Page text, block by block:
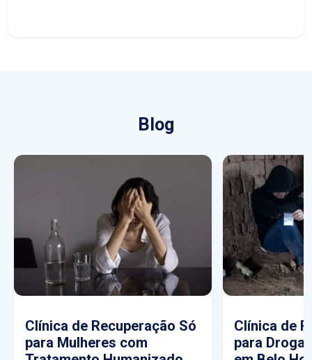
Blog
Clínica de Recuperação Só
para Mulheres com
Clínica de
para